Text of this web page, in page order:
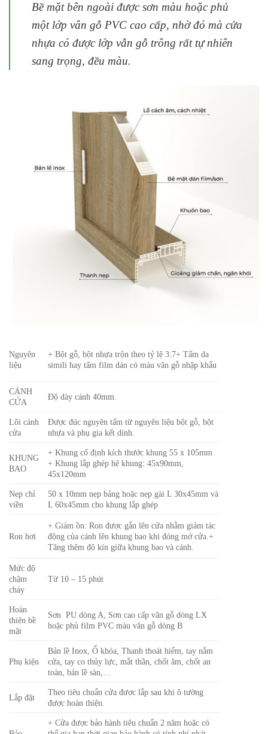
Bề mặt bên ngoài được sơn màu hoặc phủ
một lớp vân gỗ PVC cao cấp, nhờ đó mà cửa
nhựa có được lớp vẫn gỗ trông rất tự nhiên
sang trọng, đều màu.
Nguyên
liệu
+ Bột gỗ, bột nhựa trộn theo tỷ lệ 3:7+ Tấm da
simili hay tấm film dán có màu vân gỗ nhập khẩu
CÁNH
CỬA
Độ dày cánh 40mm.
Lõi cánh
cửa
Được đúc nguyên tấm từ nguyên liệu bột gỗ, bột
nhựa và phụ gia kết dính.
KHUNG
BAO
+ Khung cố định kích thước khung 55 x 105mm
+ Khung lắp ghép hệ khung: 45x90mm,
45x120mm
Nẹp chỉ
viền
50 x 10mm nẹp bảng hoặc nẹp gài L 30x45mm và
L 60x45mm cho khung lắp ghép
Ron hơi
+ Giảm ồn: Ron được gắn lên cửa nhằm giảm tác
động của cánh lên khung bao khi đóng mở cửa.+
Tăng thêm độ kín giữa khung bao và cánh.
Mức độ
chậm
cháy
Từ 10 – 15 phút
Hoàn
thiện bề
mặt
Sơn PU dòng A, Sơn cao cấp vân gỗ dòng LX
hoặc phủ film PVC màu vân gỗ dòng B
Phụ kiện
Bản lề Inox, Ổ khóa, Thanh thoát hiểm, tay nắm
cửa, tay co thủy lực, mắt thần, chốt âm, chốt an
toàn, bản lề sàn,…
Lắp đặt
Theo tiêu chuẩn cửa được lắp sau khi ô tường
được hoàn thiện.
+ Cửa được bảo hành tiêu chuẩn 2 năm hoặc có